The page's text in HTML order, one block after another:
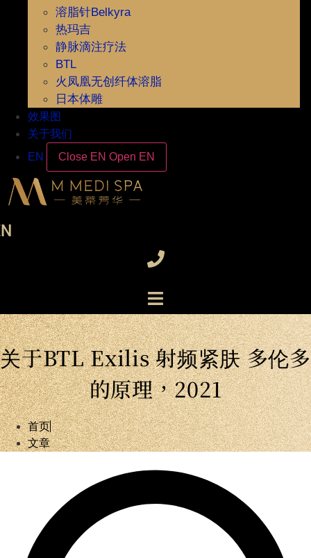
溶脂针Belkyra
热玛吉
静脉滴注疗法
BTL
火凤凰无创纤体溶脂
日本体雕
效果图
关于我们
EN
Close EN Open EN
关于BTL Exilis 射频紧肤 多伦多
的原理，2021
首页
文章